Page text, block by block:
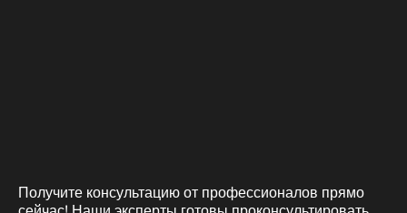
Получите консультацию от профессионалов прямо